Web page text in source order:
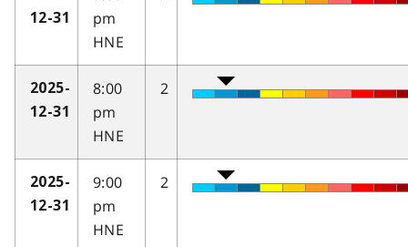
12-31
pm
HNE
2025-
12-31
8:00
pm
HNE
2
2025-
12-31
9:00
pm
HNE
2